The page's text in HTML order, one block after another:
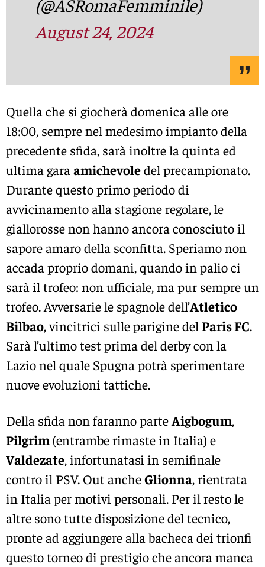
(@ASRomaFemminile)
August 24, 2024
Quella che si giocherà domenica alle ore
18:00, sempre nel medesimo impianto della
precedente sfida, sarà inoltre la quinta ed
ultima gara amichevoledel precampionato.
Durante questo primo periodo di
avvicinamento alla stagione regolare, le
giallorosse non hanno ancora conosciuto il
sapore amaro della sconfitta. Speriamo non
accada proprio domani, quando in palio ci
sarà il trofeo: non ufficiale, ma pur sempre un
trofeo. Avversarie le spagnole dell’Atletico
Bilbao, vincitrici sulle parigine del Paris FC.
Sarà l’ultimo test prima del derby con la
Lazio nel quale Spugna potrà sperimentare
nuove evoluzioni tattiche.
Della sfida non faranno parteAigbogum,
Pilgrim(entrambe rimaste in Italia) e
Valdezate, infortunatasi in semifinale
contro il PSV. Out ancheGlionna, rientrata
in Italia per motivi personali. Per il resto le
altre sono tutte disposizione del tecnico,
pronte ad aggiungere alla bacheca dei trionfi
questo torneo di prestigio che ancora manca